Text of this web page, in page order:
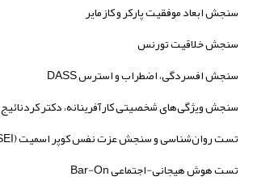
سنجش ابعاد موفقیت پارکر و کازمایر
سنجش خلاقیت تورنس
سنجش افسردگی، اضطراب و استرس DASS
سنجش ویژگی‌های شخصیتی کارآفرینانه، دکتر کردنائیج
تست روان‌شناسی و سنجش عزت نفس کوپر اسمیت (CSEI)
تست هوش هیجانی-اجتماعی Bar-On